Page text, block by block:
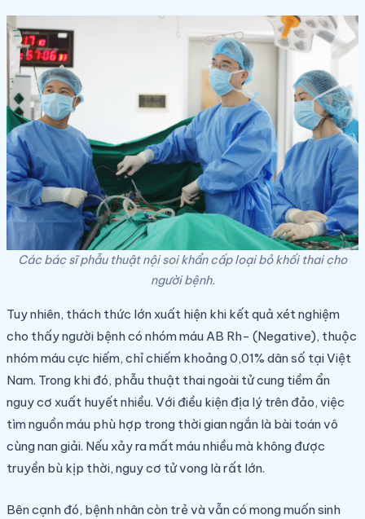
Các bác sĩ phẫu thuật nội soi khẩn cấp loại bỏ khối thai cho
người bệnh.
Tuy nhiên, thách thức lớn xuất hiện khi kết quả xét nghiệm
cho thấy người bệnh có nhóm máu AB Rh- (Negative), thuộc
nhóm máu cực hiếm, chỉ chiếm khoảng 0,01% dân số tại Việt
Nam. Trong khi đó, phẫu thuật thai ngoài tử cung tiềm ẩn
nguy cơ xuất huyết nhiều. Với điều kiện địa lý trên đảo, việc
tìm nguồn máu phù hợp trong thời gian ngắn là bài toán vô
cùng nan giải. Nếu xảy ra mất máu nhiều mà không được
truyền bù kịp thời, nguy cơ tử vong là rất lớn.
Bên cạnh đó, bệnh nhân còn trẻ và vẫn có mong muốn sinh